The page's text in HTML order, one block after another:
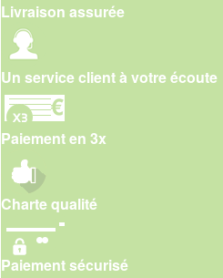
Livraison assurée
Un service client à votre écoute
Paiement en 3x
Charte qualité
Paiement sécurisé